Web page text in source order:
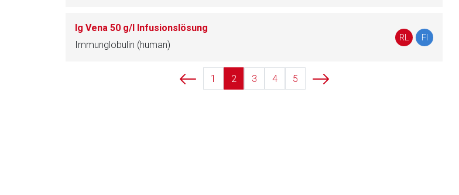
Ig Vena 50 g/l Infusionslösung
Immunglobulin (human)
RL FI
1 2 3 4 5